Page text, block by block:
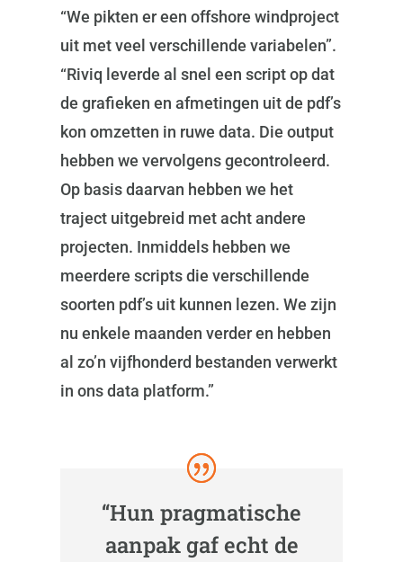
“We pikten er een offshore windproject
uit met veel verschillende variabelen”.
“Riviq leverde al snel een script op dat
de grafieken en afmetingen uit de pdf’s
kon omzetten in ruwe data. Die output
hebben we vervolgens gecontroleerd.
Op basis daarvan hebben we het
traject uitgebreid met acht andere
projecten. Inmiddels hebben we
meerdere scripts die verschillende
soorten pdf’s uit kunnen lezen. We zijn
nu enkele maanden verder en hebben
al zo’n vijfhonderd bestanden verwerkt
in ons data platform.”
“Hun pragmatische
aanpak gaf echt de